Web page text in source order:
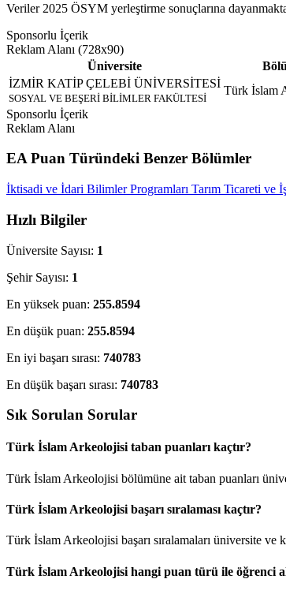
Veriler 2025 ÖSYM yerleştirme sonuçlarına
Sponsorlu İçerik
Reklam Alanı (728x90)
Üniversite
İZMİR KATİP ÇELEBİ ÜNİVERSİTESİ
SOSYAL VE BEŞERİ BİLİMLER FAKÜLTESİ
Türk İslam
Sponsorlu İçerik
Reklam Alanı
EA Puan Türündeki Benzer Bölümler
İktisadi ve İdari Bilimler Programları Tarım Ticareti ve
Hızlı Bilgiler
Üniversite Sayısı: 1
Şehir Sayısı: 1
En yüksek puan: 255.8594
En düşük puan: 255.8594
En iyi başarı sırası: 740783
En düşük başarı sırası: 740783
Sık Sorulan Sorular
Türk İslam Arkeolojisi taban puanları kaçtır?
Türk İslam Arkeolojisi bölümüne ait taban puanları
Türk İslam Arkeolojisi başarı sıralaması kaçtır?
Türk İslam Arkeolojisi başarı sıralamaları üniversite ve
Türk İslam Arkeolojisi hangi puan türü ile öğrenci